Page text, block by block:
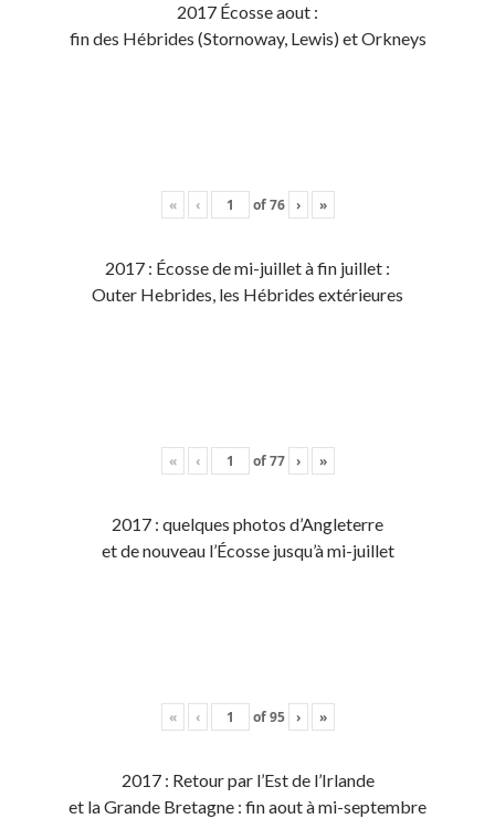
2017 Écosse aout :
fin des Hébrides (Stornoway, Lewis) et Orkneys
« ‹ of76 › »
2017 : Écosse de mi-juillet à fin juillet :
Outer Hebrides, les Hébrides extérieures
« ‹ of77 › »
2017 : quelques photos d’Angleterre
et de nouveau l’Écosse jusqu’à mi-juillet
« ‹ of95 › »
2017 : Retour par l’Est de l’Irlande
et la Grande Bretagne : fin aout à mi-septembre